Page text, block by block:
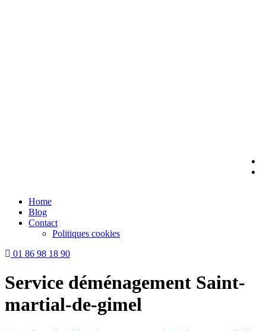
Home
Blog
Contact
Politiques cookies
01 86 98 18 90
Service déménagement Saint-
martial-de-gimel